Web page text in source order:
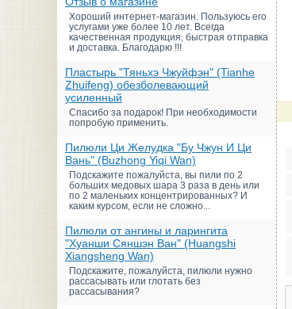
Хороший интернет-магазин. Пользуюсь его
услугами уже более 10 лет. Всегда
качественная продукция, быстрая отправка
и доставка. Благодарю !!!
Пластырь "Тяньхэ Чжуйфэн" (Tianhe
Zhuifeng) обезболевающий
усиленный
Спасибо за подарок! При необходимости
попробую применить.
Пилюли Ци Желудка "Бу Чжун И Ци
Вань" (Buzhong Yiqi Wan)
Подскажите пожалуйста, вы пили по 2
больших медовых шара 3 раза в день или
по 2 маленьких концентрированных? И
каким курсом, если не сложно...
Пилюли от ангины и ларингита
"Хуанши Сяншэн Ван" (Huangshi
Xiangsheng Wan)
Подскажите, пожалуйста, пилюли нужно
рассасывать или глотать без
рассасывания?